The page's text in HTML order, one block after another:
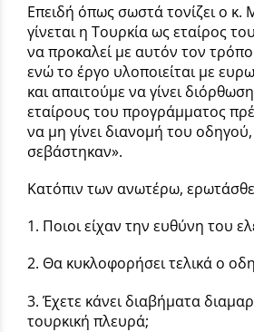
Επειδή όπως σωστά τονίζει ο κ.
γίνεται η Τουρκία ως εταίρος
να προκαλεί με αυτόν τον
ενώ το έργο υλοποιείται με
και απαιτούμε να γίνει
εταίρους του προγράμματος
να μη γίνει διανομή του
σεβάστηκαν».
Κατόπιν των ανωτέρω,
1. Ποιοι είχαν την ευθύνη του
2. Θα κυκλοφορήσει τελικά ο
3. Έχετε κάνει διαβήματα
τουρκική πλευρά;